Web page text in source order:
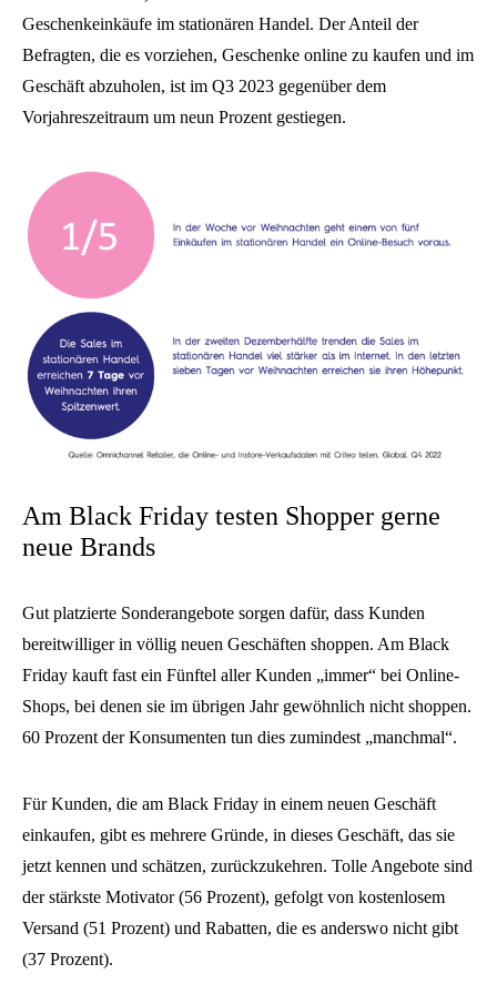
Geschenkeinkäufe im stationären Handel. Der Anteil der
Befragten, die es vorziehen, Geschenke online zu kaufen und im
Geschäft abzuholen, ist im Q3 2023 gegenüber dem
Vorjahreszeitraum um neun Prozent gestiegen.
Am Black Friday testen Shopper gerne
neue Brands
Gut platzierte Sonderangebote sorgen dafür, dass Kunden
bereitwilliger in völlig neuen Geschäften shoppen. Am Black
Friday kauft fast ein Fünftel aller Kunden „immer“ bei Online-
Shops, bei denen sie im übrigen Jahr gewöhnlich nicht shoppen.
60 Prozent der Konsumenten tun dies zumindest „manchmal“.
Für Kunden, die am Black Friday in einem neuen Geschäft
einkaufen, gibt es mehrere Gründe, in dieses Geschäft, das sie
jetzt kennen und schätzen, zurückzukehren. Tolle Angebote sind
der stärkste Motivator (56 Prozent), gefolgt von kostenlosem
Versand (51 Prozent) und Rabatten, die es anderswo nicht gibt
(37 Prozent).